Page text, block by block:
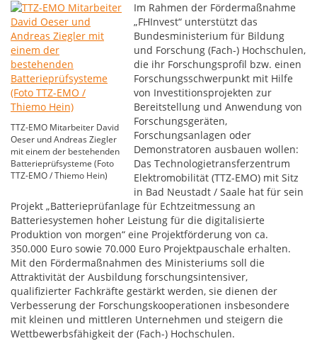
TTZ-EMO Mitarbeiter David
Oeser und Andreas Ziegler
mit einem der bestehenden
Batterieprüfsysteme (Foto
TTZ-EMO / Thiemo Hein)
Im Rahmen der Fördermaßnahme
„FHInvest“ unterstützt das
Bundesministerium für Bildung
und Forschung (Fach-) Hochschulen,
die ihr Forschungsprofil bzw. einen
Forschungsschwerpunkt mit Hilfe
von Investitionsprojekten zur
Bereitstellung und Anwendung von
Forschungsgeräten,
Forschungsanlagen oder
Demonstratoren ausbauen wollen:
Das Technologietransferzentrum
Elektromobilität (TTZ-EMO) mit Sitz
in Bad Neustadt / Saale hat für sein
Projekt „Batterieprüfanlage für Echtzeitmessung an
Batteriesystemen hoher Leistung für die digitalisierte
Produktion von morgen“ eine Projektförderung von ca.
350.000 Euro sowie 70.000 Euro Projektpauschale erhalten.
Mit den Fördermaßnahmen des Ministeriums soll die
Attraktivität der Ausbildung forschungsintensiver,
qualifizierter Fachkräfte gestärkt werden, sie dienen der
Verbesserung der Forschungskooperationen insbesondere
mit kleinen und mittleren Unternehmen und steigern die
Wettbewerbsfähigkeit der (Fach-) Hochschulen.